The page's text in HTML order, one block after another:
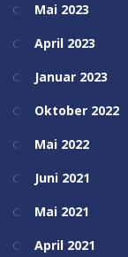
Mai 2023
April 2023
Januar 2023
Oktober 2022
Mai 2022
Juni 2021
Mai 2021
April 2021